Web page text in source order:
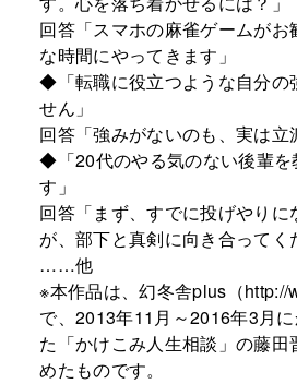
回答「スマホの麻雀ゲームがお
な時間にやってきます」
◆「転職に役立つような自分の
せん」
回答「強みがないのも、実は立
◆「20代のやる気のない後輩を
す」
回答「まず、すでに投げやりに
が、部下と真剣に向き合ってく
……他
※本作品は、幻冬舎plus（http://
で、2013年11月～2016年3月
た「かけこみ人生相談」の藤田
めたものです。